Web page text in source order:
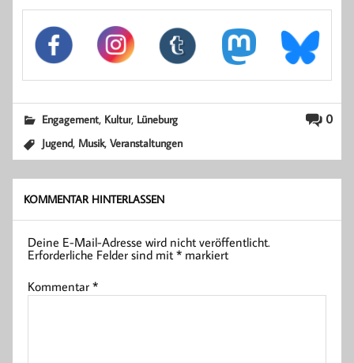
0
Engagement, Kultur, Lüneburg
Jugend, Musik,Veranstaltungen
KOMMENTAR HINTERLASSEN
Deine E-Mail-Adresse wird nicht veröffentlicht.
Erforderliche Felder sind mit* markiert
Kommentar*